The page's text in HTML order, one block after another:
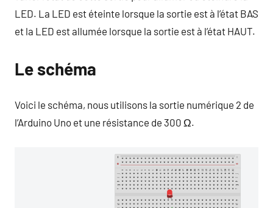
LED. La LED est éteinte lorsque la sortie est à l’état BAS
et la LED est allumée lorsque la sortie est à l’état HAUT.
Le schéma
Voici le schéma, nous utilisons la sortie numérique 2 de
l’Arduino Uno et une résistance de 300 Ω.